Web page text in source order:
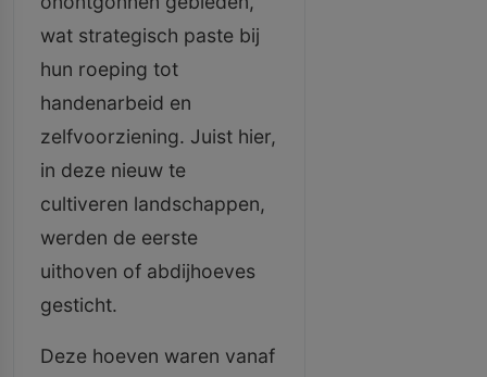
wat strategisch paste bij
hun roeping tot
handenarbeid en
zelfvoorziening. Juist hier,
in deze nieuw te
cultiveren landschappen,
werden de eerste
uithoven of abdijhoeves
gesticht.
Deze hoeven waren vanaf